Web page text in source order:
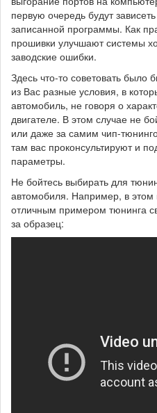
первую очередь будут
записанной программы. Как
прошивки улучшают системы
заводские ошибки.
Здесь что-то советовать было
из Вас разные условия, в
автомобиль, не говоря о
двигателе. В этом случае не
или даже за самим чип-
там вас проконсультируют и
параметры.
Не бойтесь выбирать для
автомобиля. Например, в этом
отличным примером тюнинга
за образец: